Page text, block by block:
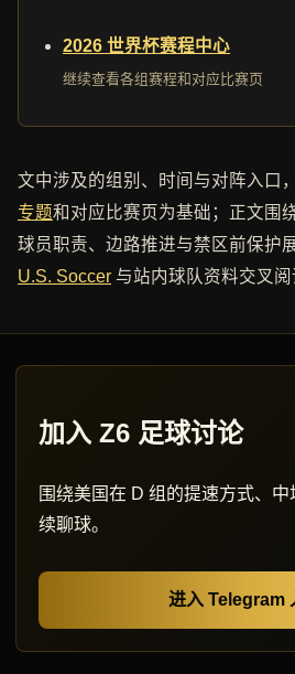
2026 世界杯赛程中心
继续查看各组赛程和对应比赛页
文中涉及的组别、时间与对阵入口
专题和对应比赛页为基础；正文围
球员职责、边路推进与禁区前保护
U.S. Soccer 与站内球队资料交叉阅
加入 Z6 足球讨论
围绕美国在 D 组的提速方式、
续聊球。
进入 Telegram